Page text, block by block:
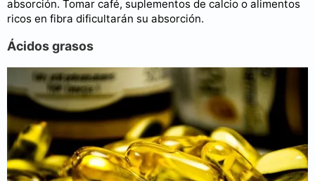
absorción. Tomar café, suplementos de calcio o alimentos
ricos en fibra dificultarán su absorción.
Ácidos grasos